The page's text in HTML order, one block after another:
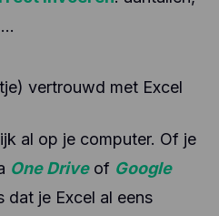
vertrouwd met Excel
al op je computer. Of je
One Driveof Google
dat je Excel al eens